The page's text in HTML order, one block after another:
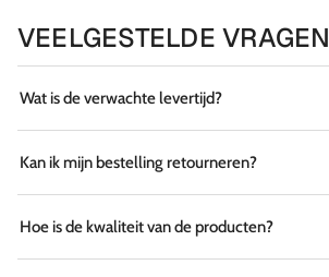
VEELGESTELDE VRAGEN
Wat is de verwachte levertijd?
Kan ik mijn bestelling retourneren?
Hoe is de kwaliteit van de producten?